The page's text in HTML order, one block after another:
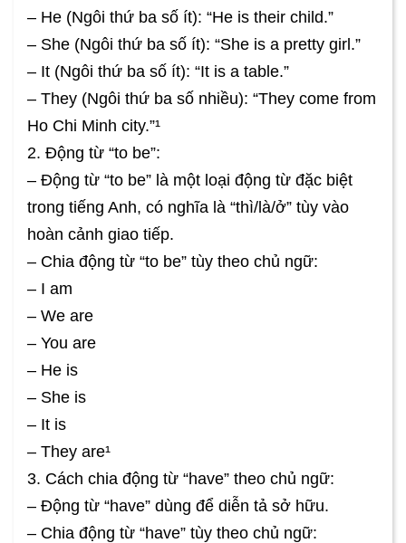
– He (Ngôi thứ ba số ít): “He is their child.”
– She (Ngôi thứ ba số ít): “She is a pretty girl.”
– It (Ngôi thứ ba số ít): “It is a table.”
– They (Ngôi thứ ba số nhiều): “They come from
Ho Chi Minh city.”¹
2. Động từ “to be”:
– Động từ “to be” là một loại động từ đặc biệt
trong tiếng Anh, có nghĩa là “thì/là/ở” tùy vào
hoàn cảnh giao tiếp.
– Chia động từ “to be” tùy theo chủ ngữ:
– I am
– We are
– You are
– He is
– She is
– It is
– They are¹
3. Cách chia động từ “have” theo chủ ngữ:
– Động từ “have” dùng để diễn tả sở hữu.
– Chia động từ “have” tùy theo chủ ngữ: